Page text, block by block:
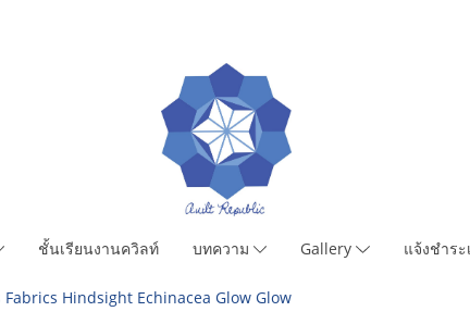
ชั้นเรียนงานควิลท์ บทความ Gallery แจ้งชำระ
Fabrics Hindsight Echinacea Glow Glow